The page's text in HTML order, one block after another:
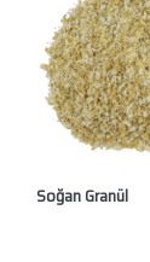
Soğan Granül